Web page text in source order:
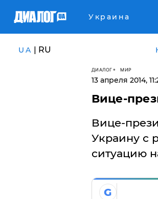
Украина
UA | RU
ДИАЛОГ МИР
13 апреля 2014,
Вице-
Вице-
Украину с
ситуацию
G